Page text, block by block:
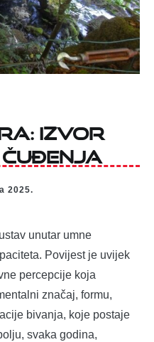
Izvor
2025.
unutar umne
Povijest je uvijek
percepcije koja
značaj, formu,
bivanja, koje postaje
svaka godina,